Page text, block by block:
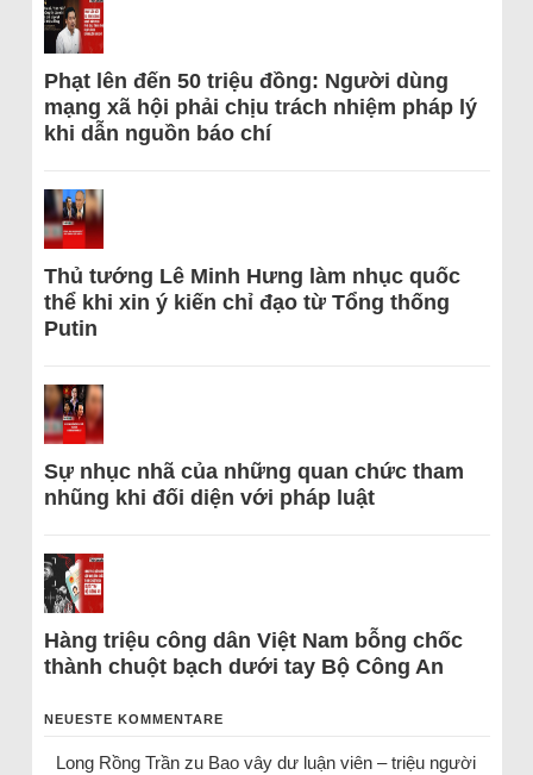
Phạt lên đến 50 triệu đồng: Người dùng
mạng xã hội phải chịu trách nhiệm pháp lý
khi dẫn nguồn báo chí
Thủ tướng Lê Minh Hưng làm nhục quốc
thể khi xin ý kiến chỉ đạo từ Tổng thống
Putin
Sự nhục nhã của những quan chức tham
nhũng khi đối diện với pháp luật
Hàng triệu công dân Việt Nam bỗng chốc
thành chuột bạch dưới tay Bộ Công An
NEUESTE KOMMENTARE
Long Rồng Trầnzu Bao vây dư luận viên – triệu người